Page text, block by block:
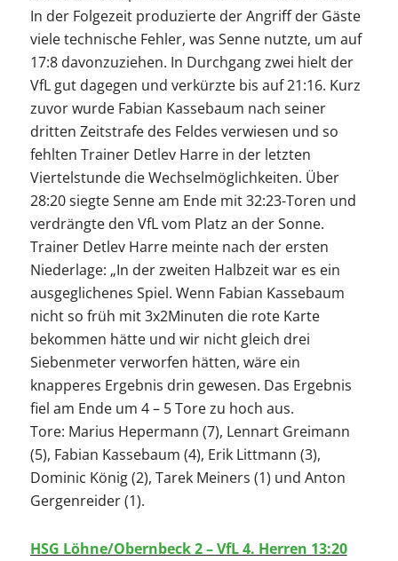
In der Folgezeit produzierte der Angriff der Gäste
viele technische Fehler, was Senne nutzte, um auf
17:8 davonzuziehen. In Durchgang zwei hielt der
VfL gut dagegen und verkürzte bis auf 21:16. Kurz
zuvor wurde Fabian Kassebaum nach seiner
dritten Zeitstrafe des Feldes verwiesen und so
fehlten Trainer Detlev Harre in der letzten
Viertelstunde die Wechselmöglichkeiten. Über
28:20 siegte Senne am Ende mit 32:23-Toren und
verdrängte den VfL vom Platz an der Sonne.
Trainer Detlev Harre meinte nach der ersten
Niederlage: „In der zweiten Halbzeit war es ein
ausgeglichenes Spiel. Wenn Fabian Kassebaum
nicht so früh mit 3x2Minuten die rote Karte
bekommen hätte und wir nicht gleich drei
Siebenmeter verworfen hätten, wäre ein
knapperes Ergebnis drin gewesen. Das Ergebnis
fiel am Ende um 4 – 5 Tore zu hoch aus.
Tore: Marius Hepermann (7), Lennart Greimann
(5), Fabian Kassebaum (4), Erik Littmann (3),
Dominic König (2), Tarek Meiners (1) und Anton
Gergenreider (1).
HSG Löhne/Obernbeck 2 – VfL 4. Herren 13:20